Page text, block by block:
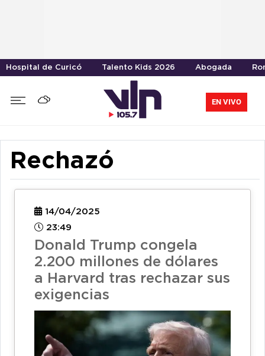
Hospital de Curicó Talento Kids 2026 Abogada
EN VIVO
Rechazó
14/04/2025
23:49
Donald Trump congela
2.200 millones de dólares
a Harvard tras rechazar sus
exigencias